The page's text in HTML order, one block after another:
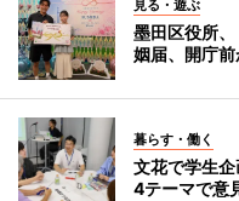
見る・遊ぶ
墨田区役所
姻届、開庁
暮らす・働く
文花で学生
4テーマで意